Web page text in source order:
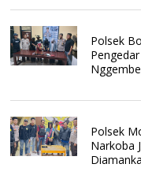
Polsek
Nggembe
Polsek
Narkoba